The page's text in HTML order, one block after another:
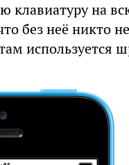
клавиатуру на
без неё никто
используется